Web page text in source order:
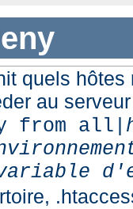
quels
au serveur
from all|